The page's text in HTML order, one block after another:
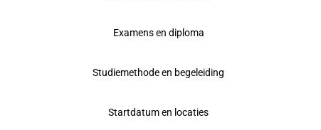
Examens en diploma
Studiemethode en begeleiding
Startdatum en locaties